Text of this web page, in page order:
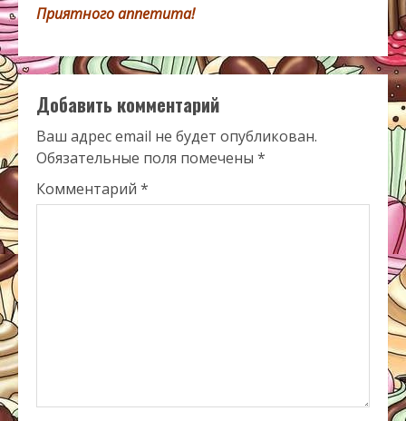
Приятного аппетита!
Добавить комментарий
Ваш адрес email не будет опубликован.
Обязательные поля помечены *
Комментарий *